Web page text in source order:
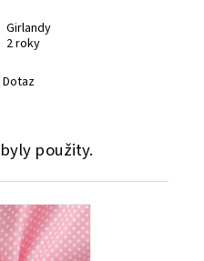
Girlandy
2 roky
Dotaz
použity.